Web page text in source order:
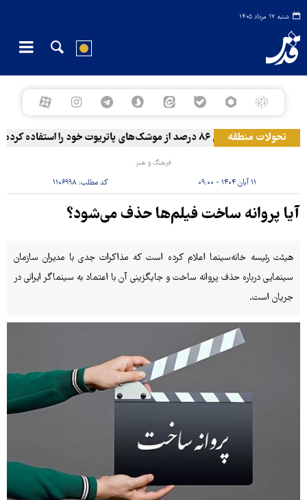
شنبه ۱۷ مرداد ۱۴۰۵
تحولات منطقه
رویترز: عربستان ۸۶ درصد از موشک‌های پاتریوت خود را استفاده کرده است
فرهنگ و هنر
۱۱ آبان ۱۴۰۴ - ۰۹:۰۰ کد مطلب:۱۱۰۶۹۹۸
آیا پروانه ساخت فیلم‌ها حذف می‌شود؟
هیئت رئیسه خانه‌سینما اعلام کرده است که مذاکرات جدی با مدیران سازمان
سینمایی درباره حذف پروانه ساخت و جایگزینی آن با اعتماد به سینماگر ایرانی در
جریان است.